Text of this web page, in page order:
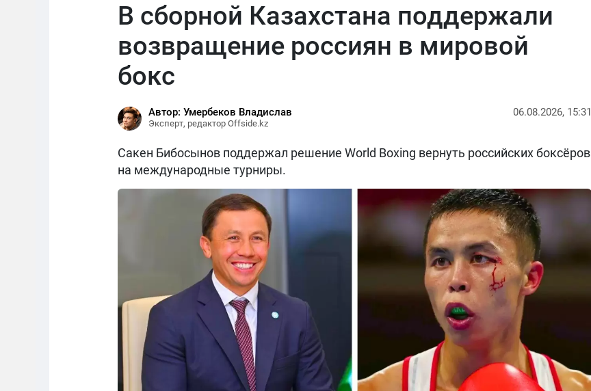
В сборной Казахстана поддержали
возвращение россиян в мировой
бокс
Автор: Умербеков Владислав
Эксперт, редактор Offside.kz
06.08.2026, 15:31
Сакен Бибосынов поддержал решение World Boxing вернуть российских боксёров
на международные турниры.